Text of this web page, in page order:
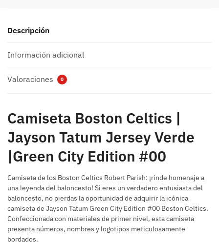
Descripción
Información adicional
Valoraciones 0
Camiseta Boston Celtics |
Jayson Tatum Jersey Verde
|Green City Edition #00
Camiseta de los Boston Celtics Robert Parish: ¡rinde homenaje a
una leyenda del baloncesto! Si eres un verdadero entusiasta del
baloncesto, no pierdas la oportunidad de adquirir la icónica
camiseta de Jayson Tatum Green City Edition #00 Boston Celtics.
Confeccionada con materiales de primer nivel, esta camiseta
presenta números, nombres y logotipos meticulosamente
bordados.